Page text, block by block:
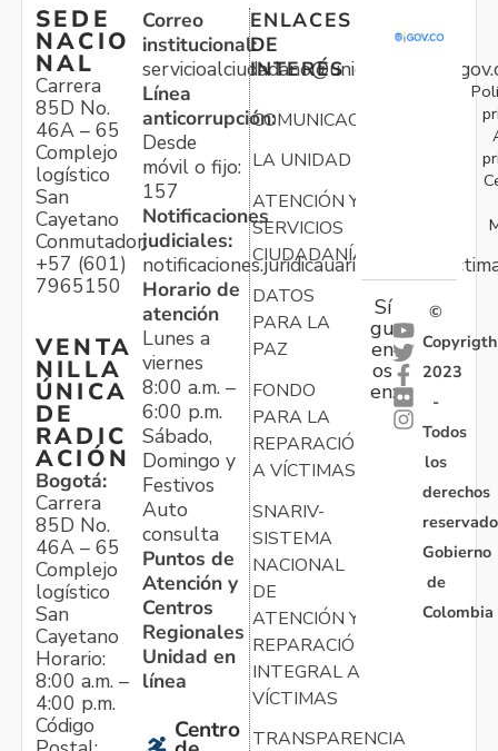
SEDE
NACIO
NAL
Carrera
85D No.
46A – 65
Complejo
logístico
San
Cayetano
Conmutador:
+57 (601)
7965150
VENTA
NILLA
ÚNICA
DE
RADIC
ACIÓN
Bogotá:
Carrera
85D No.
46A – 65
Complejo
logístico
San
Cayetano
Horario:
8:00 a.m. –
4:00 p.m.
Código
Correo
institucional:
Línea
anticorrupción:
Desde
móvil o fijo:
157
Notificaciones
judiciales:
Horario de
atención
Lunes a
viernes
8:00 a.m. –
6:00 p.m.
Sábado,
Domingo y
Festivos
Auto
consulta
Puntos de
Atención y
Centros
Regionales
Unidad en
línea
Centro
ENLACES
DE
INTERÉS
COMUNICACIONES
LA UNIDAD
ATENCIÓN Y
SERVICIOS
CIUDADANÍA
DATOS
PARA LA
PAZ
FONDO
PARA LA
REPARACIÓN
A VÍCTIMAS
SNARIV-
SISTEMA
NACIONAL
DE
ATENCIÓN Y
REPARACIÓN
INTEGRAL A
VÍCTIMAS
TRANSPARENCIA
Sí
gu
en
os
en:
©
Copyrigth
2023
-
Todos
los
derechos
Gobierno
de
Colombia